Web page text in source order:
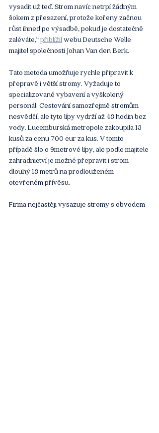
vysadit už teď. Strom navíc netrpí žádným
šokem z přesazení, protože kořeny začnou
růst ihned po výsadbě, pokud je dostatečně
zaléváte,“ přiblížil webu Deutsche Welle
majitel společnosti Johan Van den Berk.
Tato metoda umožňuje rychle připravit k
přepravě i větší stromy. Vyžaduje to
specializované vybavení a vyškolený
personál. Cestování samozřejmě stromům
nesvědčí, ale tyto lípy vydrží až 48 hodin bez
vody. Lucemburská metropole zakoupila 18
kusů za cenu 700 eur za kus. V tomto
případě šlo o 9metrové lípy, ale podle majitele
zahradnictví je možné přepravit i strom
dlouhý 18 metrů na prodlouženém
otevřeném přívěsu.
Firma nejčastěji vysazuje stromy s obvodem